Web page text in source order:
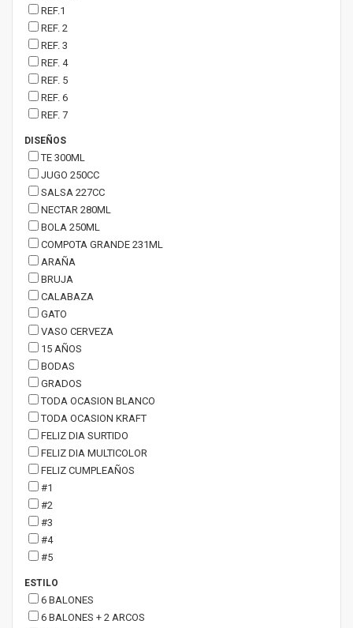
REF.1
REF. 2
REF. 3
REF. 4
REF. 5
REF. 6
REF. 7
DISEÑOS
TE 300ML
JUGO 250CC
SALSA 227CC
NECTAR 280ML
BOLA 250ML
COMPOTA GRANDE 231ML
ARAÑA
BRUJA
CALABAZA
GATO
VASO CERVEZA
15 AÑOS
BODAS
GRADOS
TODA OCASION BLANCO
TODA OCASION KRAFT
FELIZ DIA SURTIDO
FELIZ DIA MULTICOLOR
FELIZ CUMPLEAÑOS
#1
#2
#3
#4
#5
ESTILO
6 BALONES
6 BALONES + 2 ARCOS